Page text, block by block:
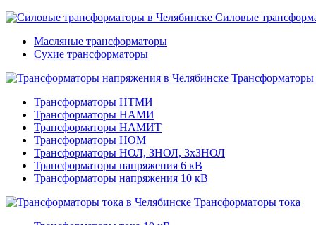
Силовые
Масляные трансформаторы
Сухие трансформаторы
Трансформаторы НТМИ
Трансформаторы НАМИ
Трансформаторы НАМИТ
Трансформаторы НОМ
Трансформаторы НОЛ, ЗНОЛ, 3хЗНОЛ
Трансформаторы напряжения 6 кВ
Трансформаторы напряжения 10 кВ
Трансформаторы тока